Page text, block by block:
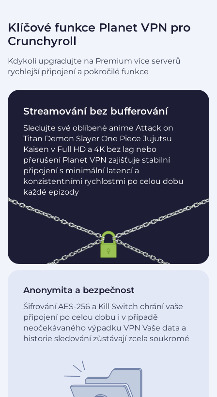
Klíčové funkce Planet VPN pro
Crunchyroll
Kdykoli upgradujte na Premium více serverů
rychlejší připojení a pokročilé funkce
Streamování bez bufferování
Sledujte své oblíbené anime Attack on
Titan Demon Slayer One Piece Jujutsu
Kaisen v Full HD a 4K bez lag nebo
přerušení Planet VPN zajišťuje stabilní
připojení s minimální latencí a
konzistentními rychlostmi po celou dobu
každé epizody
Anonymita a bezpečnost
Šifrování AES-256 a Kill Switch chrání vaše
připojení po celou dobu i v případě
neočekávaného výpadku VPN Vaše data a
historie sledování zůstávají zcela soukromé